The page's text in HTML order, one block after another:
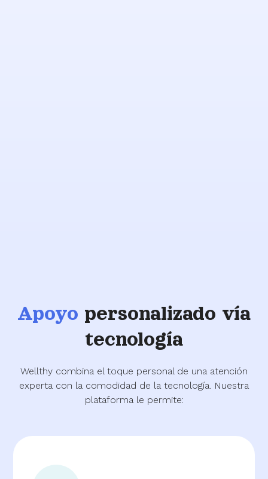
Apoyo personalizado vía
tecnología
Wellthy combina el toque personal de una atención
experta con la comodidad de la tecnología. Nuestra
plataforma le permite: